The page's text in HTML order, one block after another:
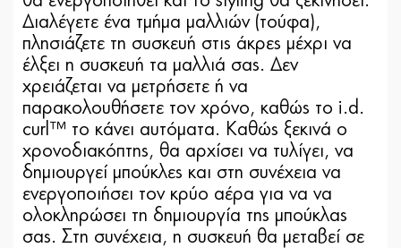
Διαλέγετε ένα τμήμα μαλλιών (τούφα),
πλησιάζετε τη συσκευή στις άκρες μέχρι να
έλξει η συσκευή τα μαλλιά σας. Δεν
χρειάζεται να μετρήσετε ή να
παρακολουθήσετε τον χρόνο, καθώς το i.d.
curl™ το κάνει αυτόματα. Καθώς ξεκινά ο
χρονοδιακόπτης, θα αρχίσει να τυλίγει, να
δημιουργεί μπούκλες και στη συνέχεια να
ενεργοποιήσει τον κρύο αέρα για να να
ολοκληρώσει τη δημιουργία της μπούκλας
σας. Στη συνέχεια, η συσκευή θα μεταβεί σε